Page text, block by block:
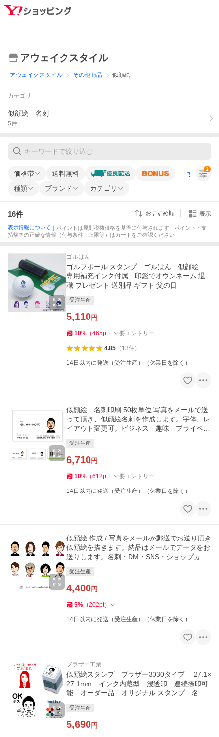
アウェイクスタイル
アウェイクスタイル その他商品 似顔絵
カテゴリ
似顔絵 名刺
5件
価格帯 送料無料 すべての条
種類 ブランド カテゴリ
1
16件 おすすめ順 表示
表示情報について ｜ポイントは原則税抜価格を基準に付与されます｜ポイント・支
払額等の正確な情報（付与条件・上限等）はカートをご確認ください
ゴルはん
ゴルフボール スタンプ ゴルはん 似顔絵
専用補充インク付属 印鑑でオウンネーム 退
職 プレゼント 送別品 ギフト 父の日
受注生産
5,110円
10% （465pt） 要エントリー
4.85（ 13件）
14日以内に発送（受注生産）（休業日を除く）
似顔絵 名刺印刷 50枚単位 写真をメールで送
って頂き、似顔絵名刺を作成します。字体、レ
イアウト変更可。ビジネス 趣味 プライベー
受注生産
6,710円
10% （612pt） 要エントリー
14日以内に発送（受注生産）（休業日を除く）
似顔絵 作成 / 写真をメールか郵送でお送り頂き
似顔絵を描きます。納品はメールでデータをお
送りします。名刺・DM・SNS・ショップカー
受注生産
4,400円
5% （202pt）
14日以内に発送（受注生産）（休業日を除く）
ブラザー工業
似顔絵スタンプ ブラザー3030タイプ 27.1×
27.1mm インク内蔵型 浸透印 連続捺印可
能 オーダー品 オリジナル スタンプ 名
受注生産
5,690円